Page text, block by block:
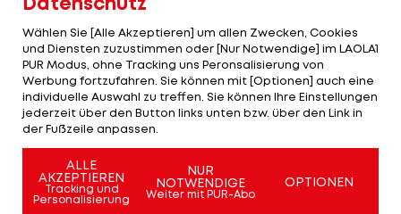
für die Endrunde in Polen,Rumänien, Tschechien,
der Slowakei und der Türkei (3. bis 20. Dezember)
löste, muss Österreich noch bis zu den
abschließenden Spielen inIsrael(9. April) und in
Linz gegen Griechenland (12. April) warten.
Mit aktuell vier Punkten aus vier Spielen ist Rot-
Weiß-Rot aber auf bestem Wege. Neben den Top
Wählen Sie [Alle Akzeptieren] um allen Zwecken, Cookies
und Diensten zuzustimmen oder [Nur Notwendige] im LAOLA1
PUR Modus, ohne Tracking uns Peronsalisierung von
Werbung fortzufahren. Sie können mit [Optionen] auch eine
individuelle Auswahl zu treffen. Sie können Ihre Einstellungen
jederzeit über den Button links unten bzw. über den Link in
der Fußzeile anpassen.
ALLE
AKZEPTIEREN
Tracking und
Personalisierung
NUR
NOTWENDIGE
Weiter mit PUR-Abo
OPTIONEN